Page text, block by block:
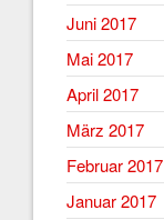
Juni 2017
Mai 2017
April 2017
März 2017
Februar 2017
Januar 2017